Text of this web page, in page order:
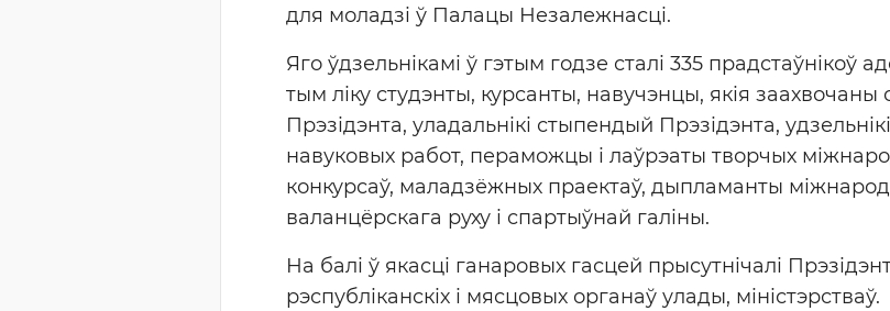
для моладзі ў Палацы Незалежнасці.
Яго ўдзельнікамі ў гэтым годзе сталі 335 прадстаўнікоў
тым ліку студэнты, курсанты, навучэнцы, якія
Прэзідэнта, уладальнікі стыпендый Прэзідэнта,
навуковых работ, пераможцы і лаўрэаты творчых
конкурсаў, маладзёжных праектаў, дыпламанты
валанцёрскага руху і спартыўнай галіны.
На балі ў якасці ганаровых гасцей прысутнічалі
рэспубліканскіх і мясцовых органаў улады, міністэрстваў.